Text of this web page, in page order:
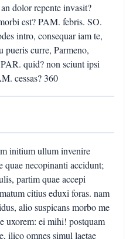
dolor repente invasit?
est? PAM. febris. SO.
intro, consequar iam te,
pueris curre, Parmeno,
quid? non sciunt ipsi
cessas? 360
initium ullum invenire
quae necopinanti accidunt;
partim quae accepi
citius eduxi foras. nam
alio suspicans morbo me
uxorem: ei mihi! postquam
ilico omnes simul laetae